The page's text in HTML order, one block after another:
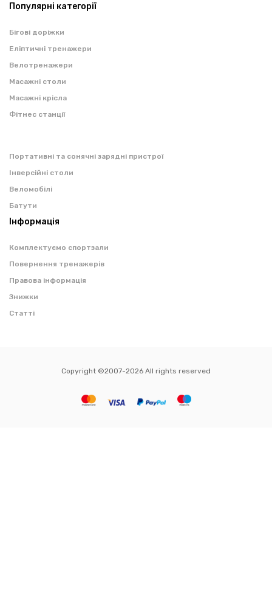
Популярні категорії
Бігові доріжки
Еліптичні тренажери
Велотренажери
Масажні столи
Масажні крісла
Фітнес станції
Портативні та сонячні зарядні пристрої
Інверсійні столи
Веломобілі
Батути
Інформація
Комплектуємо спортзали
Повернення тренажерів
Правова інформація
Знижки
Статті
Copyright ©2007-2026 All rights reserved